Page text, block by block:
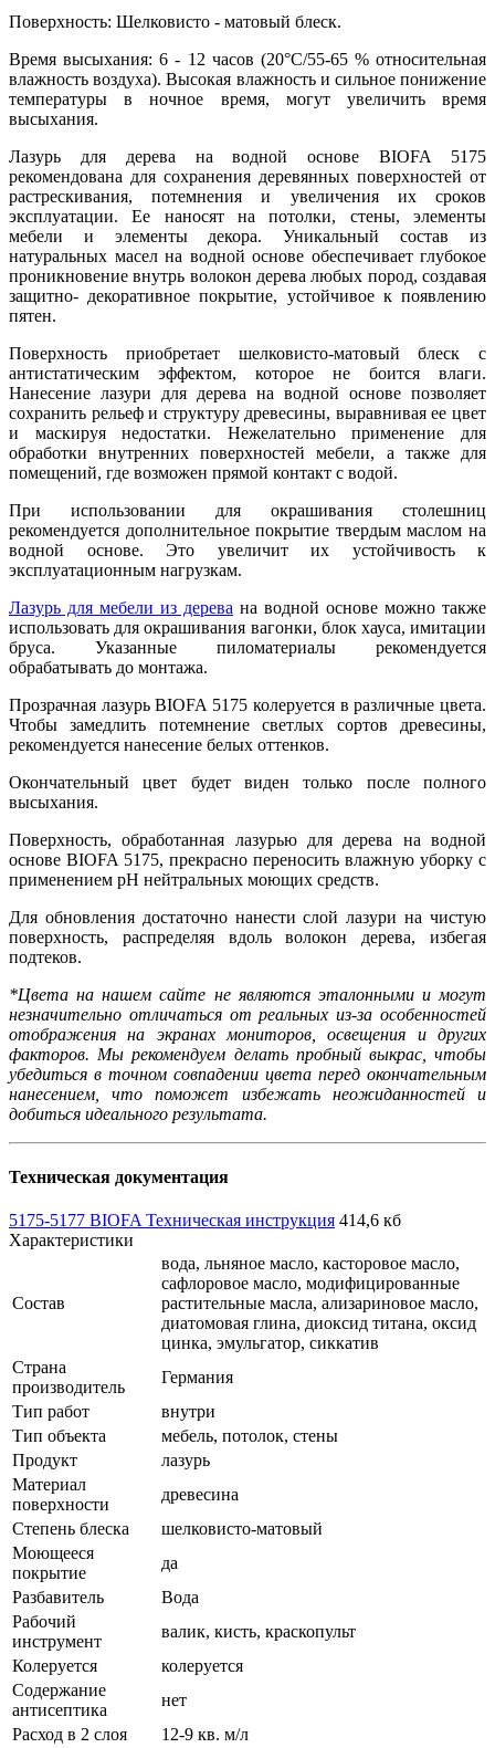
Поверхность: Шелковисто - матовый блеск.
Время высыхания: 6 - 12 часов (20°C/55-65 % относительная
влажность воздуха). Высокая влажность и сильное понижение
температуры в ночное время, могут увеличить время
высыхания.
Лазурь для дерева на водной основе BIOFA 5175
рекомендована для сохранения деревянных поверхностей от
растрескивания, потемнения и увеличения их сроков
эксплуатации. Ее наносят на потолки, стены, элементы
мебели и элементы декора. Уникальный состав из
натуральных масел на водной основе обеспечивает глубокое
проникновение внутрь волокон дерева любых пород, создавая
защитно- декоративное покрытие, устойчивое к появлению
пятен.
Поверхность приобретает шелковисто-матовый блеск с
антистатическим эффектом, которое не боится влаги.
Нанесение лазури для дерева на водной основе позволяет
сохранить рельеф и структуру древесины, выравнивая ее цвет
и маскируя недостатки. Нежелательно применение для
обработки внутренних поверхностей мебели, а также для
помещений, где возможен прямой контакт с водой.
При использовании для окрашивания столешниц
рекомендуется дополнительное покрытие твердым маслом на
водной основе. Это увеличит их устойчивость к
эксплуатационным нагрузкам.
Лазурь для мебели из дерева на водной основе можно также
использовать для окрашивания вагонки, блок хауса, имитации
бруса. Указанные пиломатериалы рекомендуется
обрабатывать до монтажа.
Прозрачная лазурь BIOFA 5175 колеруется в различные цвета.
Чтобы замедлить потемнение светлых сортов древесины,
рекомендуется нанесение белых оттенков.
Окончательный цвет будет виден только после полного
высыхания.
Поверхность, обработанная лазурью для дерева на водной
основе BIOFA 5175, прекрасно переносить влажную уборку с
применением pH нейтральных моющих средств.
Для обновления достаточно нанести слой лазури на чистую
поверхность, распределяя вдоль волокон дерева, избегая
подтеков.
*Цвета на нашем сайте не являются эталонными и могут
незначительно отличаться от реальных из-за особенностей
отображения на экранах мониторов, освещения и других
факторов. Мы рекомендуем делать пробный выкрас, чтобы
убедиться в точном совпадении цвета перед окончательным
нанесением, что поможет избежать неожиданностей и
добиться идеального результата.
Техническая документация
5175-5177 BIOFA Техническая инструкция 414,6 кб
Характеристики
Состав
вода, льняное масло, касторовое масло,
сафлоровое масло, модифицированные
растительные масла, ализариновое масло,
диатомовая глина, диоксид титана, оксид
цинка, эмульгатор, сиккатив
Страна
производитель
Германия
Тип работ
внутри
Тип объекта
мебель, потолок, стены
Продукт
лазурь
Материал
поверхности
древесина
Степень блеска
шелковисто-матовый
Моющееся
покрытие
да
Разбавитель
Вода
Рабочий
инструмент
валик, кисть, краскопульт
Колеруется
колеруется
Содержание
антисептика
нет
Расход в 2 слоя
12-9 кв. м/л